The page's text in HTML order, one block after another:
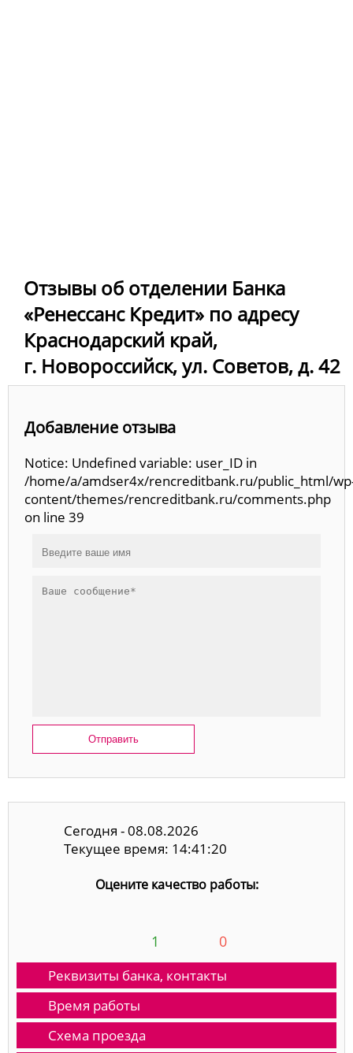
Отзывы об отделении Банка
«Ренессанс Кредит» по адресу
Краснодарский край,
г. Новороссийск, ул. Советов, д. 42
Добавление отзыва
Notice: Undefined variable: user_ID in
/home/a/amdser4x/rencreditbank.ru/public_html/
content/themes/rencreditbank.ru/comments.php
on line 39
Отправить
Сегодня - 08.08.2026
Текущее время: 14:41:20
Оцените качество работы:
1 0
Реквизиты банка, контакты
Время работы
Схема проезда